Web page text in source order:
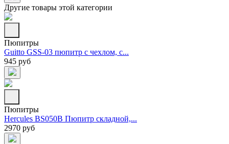
Другие товары этой категории
Пюпитры
Guitto GSS-03 пюпитр с чехлом, с...
945 руб
Пюпитры
Hercules BS050B Пюпитр складной,...
2970 руб